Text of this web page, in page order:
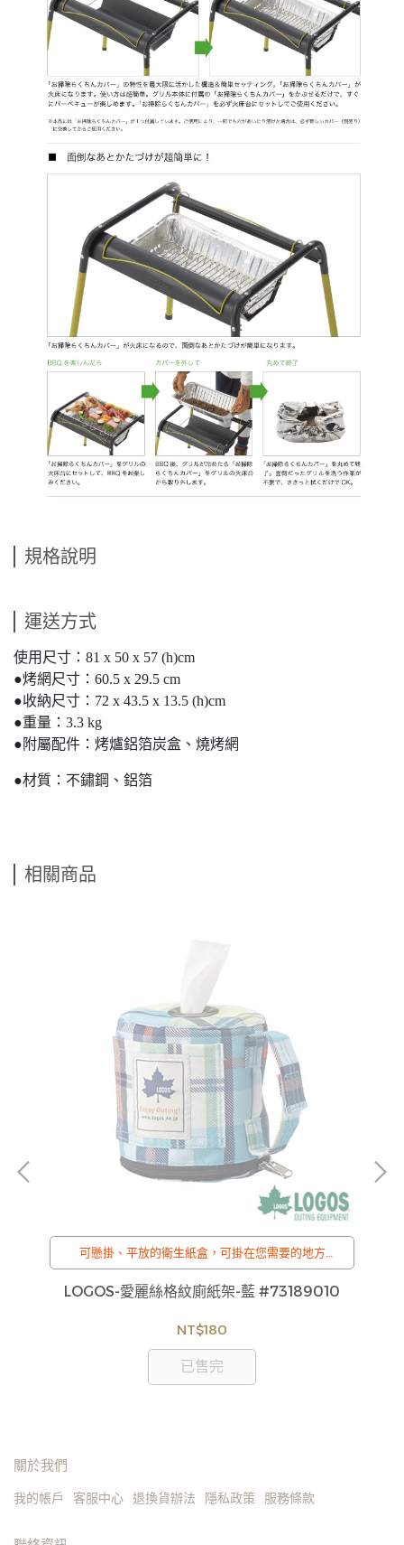
規格說明
運送方式
使用尺寸：81 x 50 x 57 (h)cm
●烤網尺寸：60.5 x 29.5 cm
●收納尺寸：72 x 43.5 x 13.5 (h)cm
●重量：3.3 kg
●附屬配件：烤爐鋁箔炭盒、燒烤網
●材質：不鏽鋼、鋁箔
相關商品
可懸掛、平放的衛生紙盒，可掛在您需要的地方
/
訂購注意事項 :
情形，客服人員將立即與您聯繫交期或更換商品，如
無法出貨，本公司將有權取消訂單，造成不便尚請見
諒。如遇庫存不足無法下單，亦歡迎洽詢客服。
LOGOS-愛麗絲格紋廁紙架-藍 #73189010
NT$180
已售完
關於我們
我的帳戶 客服中心 退換貨辦法 隱私政策 服務條款